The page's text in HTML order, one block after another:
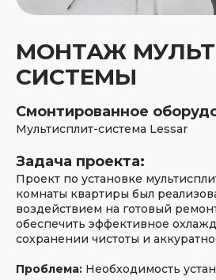
МОНТАЖ
СИСТЕМЫ
Смонтированное
Мультисплит-система Lessar
Задача проекта:
Проект по установке
комнаты квартиры был
воздействием на готовый
обеспечить эффективное
сохранении чистоты и
Проблема: Необходимость